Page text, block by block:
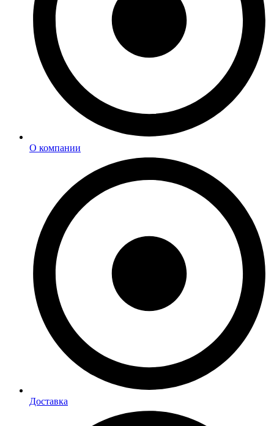
О компании
Доставка